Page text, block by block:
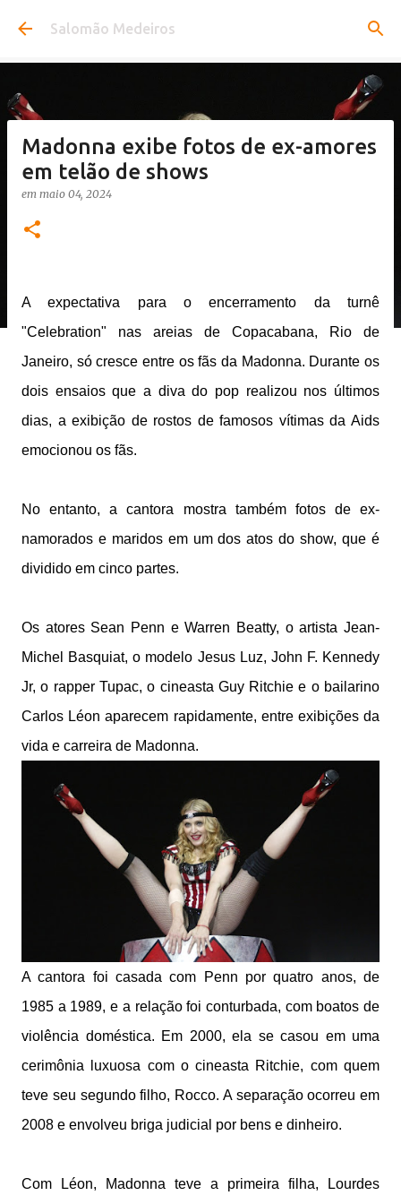
Pular para o conteúdo principal
Salomão Medeiros
Madonna exibe fotos de ex-amores
em telão de shows
em maio 04, 2024
A expectativa para o encerramento da turnê
"Celebration" nas areias de Copacabana, Rio de
Janeiro, só cresce entre os fãs da Madonna. Durante os
dois ensaios que a diva do pop realizou nos últimos
dias, a exibição de rostos de famosos vítimas da Aids
emocionou os fãs.
No entanto, a cantora mostra também fotos de ex-
namorados e maridos em um dos atos do show, que é
dividido em cinco partes.
Os atores Sean Penn e Warren Beatty, o artista Jean-
Michel Basquiat, o modelo Jesus Luz, John F. Kennedy
Jr, o rapper Tupac, o cineasta Guy Ritchie e o bailarino
Carlos Léon aparecem rapidamente, entre exibições da
vida e carreira de Madonna.
A cantora foi casada com Penn por quatro anos, de
1985 a 1989, e a relação foi conturbada, com boatos de
violência doméstica. Em 2000, ela se casou em uma
cerimônia luxuosa com o cineasta Ritchie, com quem
teve seu segundo filho, Rocco. A separação ocorreu em
2008 e envolveu briga judicial por bens e dinheiro.
Com Léon, Madonna teve a primeira filha, Lourdes